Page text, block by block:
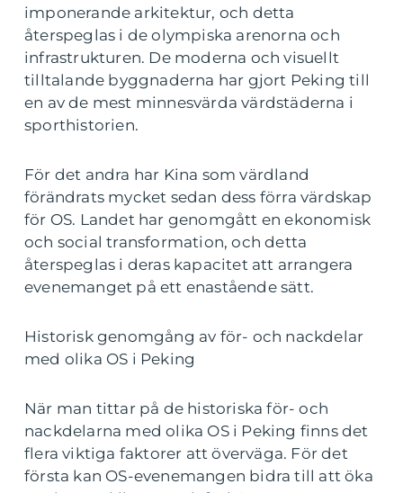
imponerande arkitektur, och detta
återspeglas i de olympiska arenorna och
infrastrukturen. De moderna och visuellt
tilltalande byggnaderna har gjort Peking till
en av de mest minnesvärda värdstäderna i
sporthistorien.
För det andra har Kina som värdland
förändrats mycket sedan dess förra värdskap
för OS. Landet har genomgått en ekonomisk
och social transformation, och detta
återspeglas i deras kapacitet att arrangera
evenemanget på ett enastående sätt.
Historisk genomgång av för- och nackdelar
med olika OS i Peking
När man tittar på de historiska för- och
nackdelarna med olika OS i Peking finns det
flera viktiga faktorer att överväga. För det
första kan OS-evenemangen bidra till att öka